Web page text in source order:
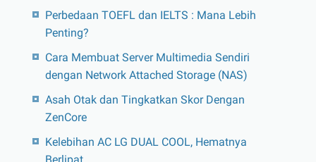
Perbedaan TOEFL dan IELTS : Mana Lebih
Penting?
Cara Membuat Server Multimedia Sendiri
dengan Network Attached Storage (NAS)
Asah Otak dan Tingkatkan Skor Dengan
ZenCore
Kelebihan AC LG DUAL COOL, Hematnya